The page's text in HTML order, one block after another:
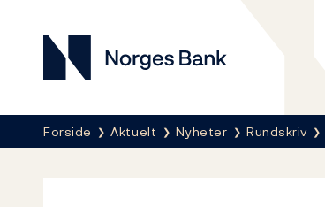
Norges Bank
Her er du nå:
Forside Aktuelt Nyheter Rundskriv